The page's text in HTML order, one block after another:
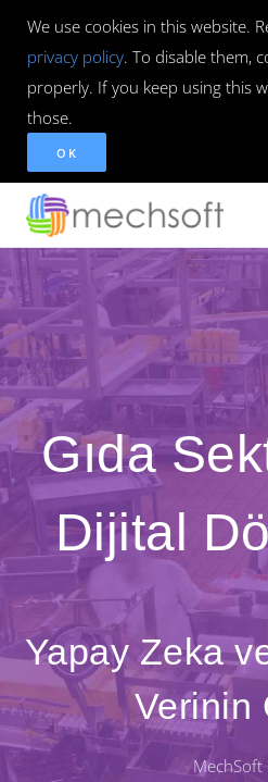
We use cookies in this website.
privacy policy. To disable them,
properly. If you keep using this
those.
OK
Gıda
Dijital
Yapay Zeka
Verinin
MechSoft